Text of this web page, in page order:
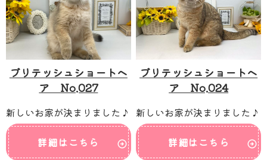
ブリテッシュショートヘ
ア No.027
新しいお家が決まりました♪
詳細はこちら
ブリテッシュショートヘ
ア No.024
新しいお家が決まりました♪
詳細はこちら